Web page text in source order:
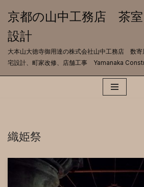
ン
テ
ン
京都の山中工務店 茶室
設計
大本山大徳寺御用達の株式会社山中工務店 数寄
宅設計、町家改修、店舗工事 Yamanaka
織姫祭